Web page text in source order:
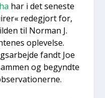
har i det sene­ste
rede­gjort for,
til Nor­man J.
ople­vel­se.
fandt Joe
og begynd­te